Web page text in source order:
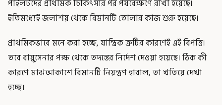
পাইলটদের প্রাথমিক চিকিৎসার পর পর্যবেক্ষণে রাখা হয়েছে।
ইতিমধ্যেই জলাশয় থেকে বিমানটি তোলার কাজ শুরু হয়েছে।
প্রাথমিকভাবে মনে করা হচ্ছে, যান্ত্রিক ত্রুটির কারণেই এই বিপত্তি।
তবে বায়ুসেনার পক্ষ থেকে তদন্তের নির্দেশ দেওয়া হয়েছে। ঠিক কী
কারণে মাঝআকাশে বিমানটি নিয়ন্ত্রণ হারাল, তা খতিয়ে দেখা
হচ্ছে।